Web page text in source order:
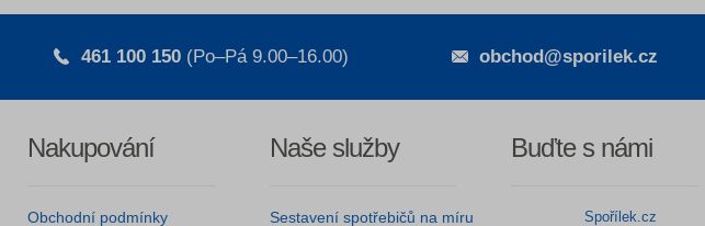
461 100 150 (Po–Pá 9.00–16.00) obchod@sporilek.cz
Nakupování
Obchodní podmínky
Naše služby
Sestavení spotřebičů na míru
Buďte s námi
Spořílek.cz